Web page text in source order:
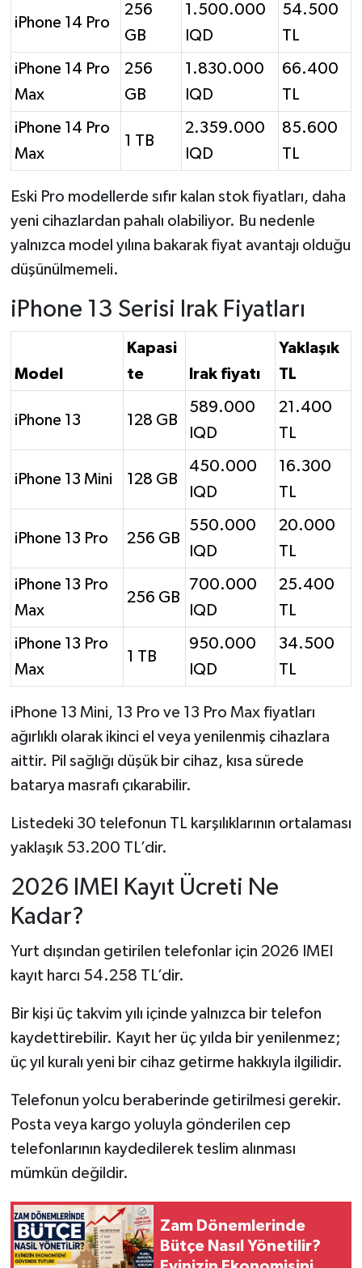
iPhone 14 Pro
256
GB
1.500.000
IQD
54.500
TL
iPhone 14 Pro
Max
256
GB
1.830.000
IQD
66.400
TL
iPhone 14 Pro
Max
1 TB
2.359.000
IQD
85.600
TL
Eski Pro modellerde sıfır kalan stok fiyatları, daha
yeni cihazlardan pahalı olabiliyor. Bu nedenle
yalnızca model yılına bakarak fiyat avantajı olduğu
düşünülmemeli.
iPhone 13 Serisi Irak Fiyatları
Model
Kapasi
te
Irak fiyatı
Yaklaşık
TL
iPhone 13 128 GB
589.000
IQD
21.400
TL
iPhone 13 Mini 128 GB
450.000
IQD
16.300
TL
iPhone 13 Pro 256 GB
550.000
IQD
20.000
TL
iPhone 13 Pro
Max
256 GB
700.000
IQD
25.400
TL
iPhone 13 Pro
Max
1 TB
950.000
IQD
34.500
TL
iPhone 13 Mini, 13 Pro ve 13 Pro Max fiyatları
ağırlıklı olarak ikinci el veya yenilenmiş cihazlara
aittir. Pil sağlığı düşük bir cihaz, kısa sürede
batarya masrafı çıkarabilir.
Listedeki 30 telefonun TL karşılıklarının ortalaması
yaklaşık 53.200 TL’dir.
2026 IMEI Kayıt Ücreti Ne
Kadar?
Yurt dışından getirilen telefonlar için 2026 IMEI
kayıt harcı 54.258 TL’dir.
Bir kişi üç takvim yılı içinde yalnızca bir telefon
kaydettirebilir. Kayıt her üç yılda bir yenilenmez;
üç yıl kuralı yeni bir cihaz getirme hakkıyla ilgilidir.
Telefonun yolcu beraberinde getirilmesi gerekir.
Posta veya kargo yoluyla gönderilen cep
telefonlarının kaydedilerek teslim alınması
mümkün değildir.
Zam Dönemlerinde
Bütçe Nasıl Yönetilir?